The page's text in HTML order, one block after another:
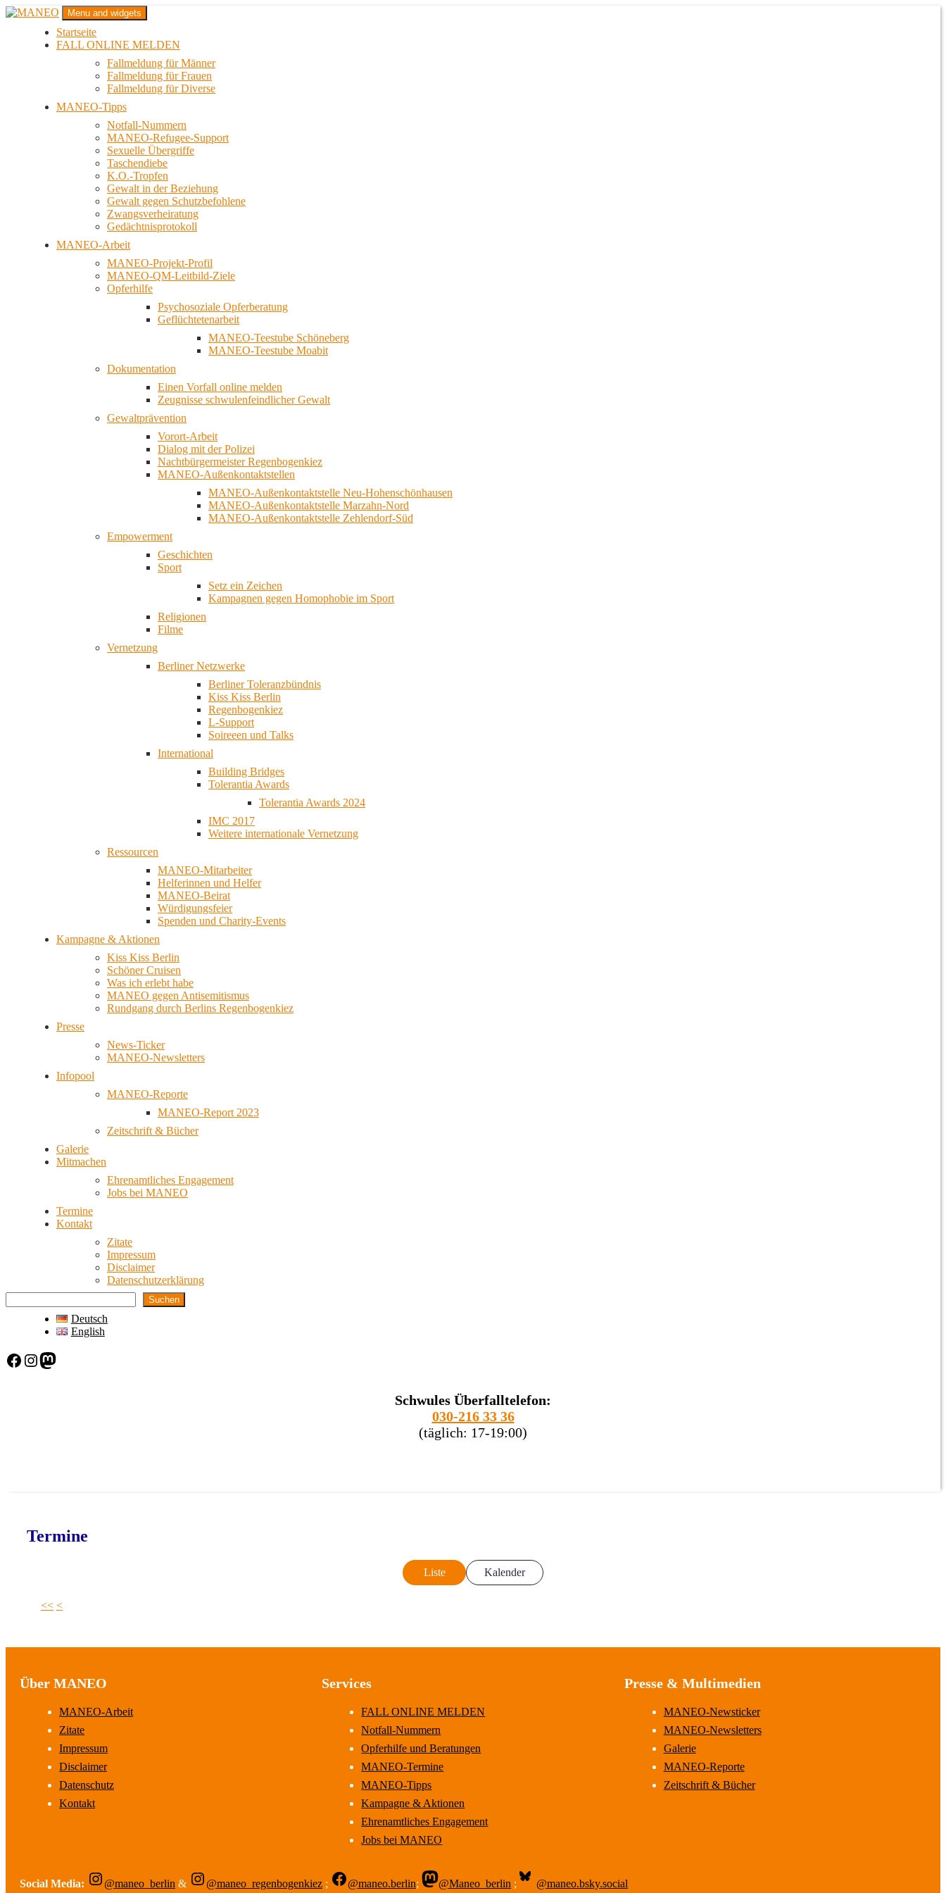
Zum
MANEO
Das schwule Anti-Gewalt-Projekt in Berlin
Menu and widgets
Startseite
FALL ONLINE MELDEN
Fallmeldung für Männer
Fallmeldung für Frauen
Fallmeldung für Diverse
MANEO-Tipps
Notfall-Nummern
MANEO-Refugee-Support
Sexuelle Übergriffe
Taschendiebe
K.O.-Tropfen
Gewalt in der Beziehung
Gewalt gegen Schutzbefohlene
Zwangsverheiratung
Gedächtnisprotokoll
MANEO-Arbeit
MANEO-Projekt-Profil
MANEO-QM-Leitbild-Ziele
Opferhilfe
Psychosoziale Opferberatung
Geflüchtetenarbeit
MANEO-Teestube Schöneberg
MANEO-Teestube Moabit
Dokumentation
Einen Vorfall online melden
Zeugnisse schwulenfeindlicher Gewalt
Gewaltprävention
Vorort-Arbeit
Dialog mit der Polizei
Nachtbürgermeister Regenbogenkiez
MANEO-Außenkontaktstellen
MANEO-Außenkontaktstelle Neu-Hohenschönhausen
MANEO-Außenkontaktstelle Marzahn-Nord
MANEO-Außenkontaktstelle Zehlendorf-Süd
Empowerment
Geschichten
Sport
Setz ein Zeichen
Kampagnen gegen Homophobie im Sport
Religionen
Filme
Vernetzung
Berliner Netzwerke
Berliner Toleranzbündnis
Kiss Kiss Berlin
Regenbogenkiez
L-Support
Soireeen und Talks
International
Building Bridges
Tolerantia Awards
Tolerantia Awards 2024
IMC 2017
Weitere internationale Vernetzung
Ressourcen
MANEO-Mitarbeiter
Helferinnen und Helfer
MANEO-Beirat
Würdigungsfeier
Spenden und Charity-Events
Kampagne & Aktionen
Kiss Kiss Berlin
Schöner Cruisen
Was ich erlebt habe
MANEO gegen Antisemitismus
Rundgang durch Berlins Regenbogenkiez
Presse
News-Ticker
MANEO-Newsletters
Infopool
MANEO-Reporte
MANEO-Report 2023
Zeitschrift & Bücher
Galerie
Mitmachen
Ehrenamtliches Engagement
Jobs bei MANEO
Termine
Kontakt
Zitate
Impressum
Disclaimer
Datenschutzerklärung
Suchen
Deutsch
English
Facebook Instagram Mastodon
Schwules Überfalltelefon:
030-216 33 36
(täglich: 17-19:00)
Termine
Liste Kalender
<< <
Über MANEO
MANEO-Arbeit
Zitate
Impressum
Disclaimer
Datenschutz
Kontakt
Services
FALL ONLINE MELDEN
Notfall-Nummern
Opferhilfe und Beratungen
MANEO-Termine
MANEO-Tipps
Kampagne & Aktionen
Ehrenamtliches Engagement
Jobs bei MANEO
Presse & Multimedien
MANEO-Newsticker
MANEO-Newsletters
Galerie
MANEO-Reporte
Zeitschrift & Bücher
Social Media: @maneo_berlin & @maneo_regenbogenkiez ; @maneo.berlin; @Maneo_berlin ; @maneo.bsky.social